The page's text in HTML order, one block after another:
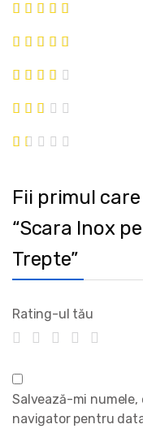
Fii primul
“Scara Inox
Trepte”
Rating-ul tău
Salvează-mi
navigator pentru